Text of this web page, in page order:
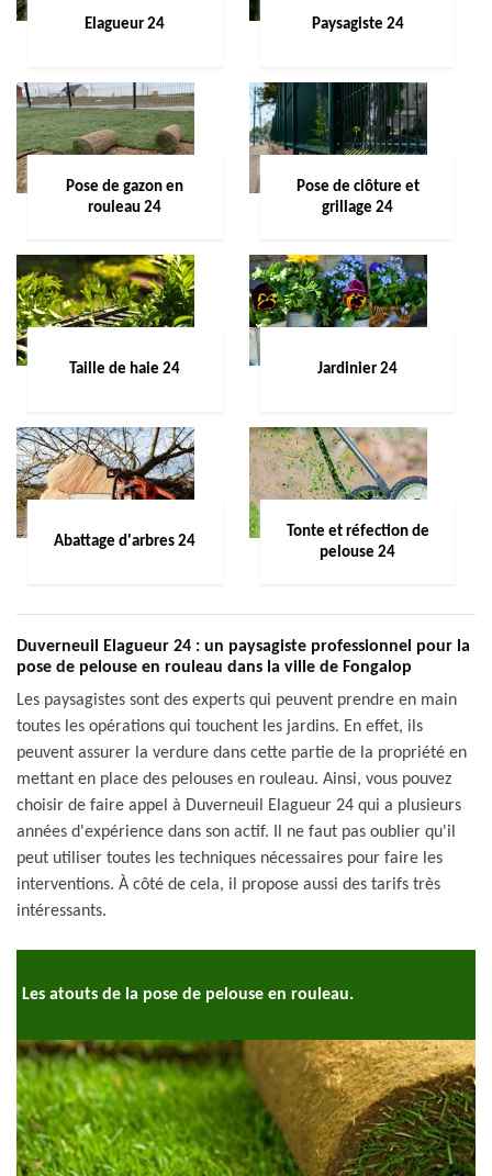
Elagueur 24 Paysagiste 24
Pose de gazon en
rouleau 24
Pose de clôture et
grillage 24
Taille de haie 24 Jardinier 24
Abattage d'arbres 24
Tonte et réfection de
pelouse 24
Duverneuil Elagueur 24 : un paysagiste professionnel pour la
pose de pelouse en rouleau dans la ville de Fongalop
Les paysagistes sont des experts qui peuvent prendre en main
toutes les opérations qui touchent les jardins. En effet, ils
peuvent assurer la verdure dans cette partie de la propriété en
mettant en place des pelouses en rouleau. Ainsi, vous pouvez
choisir de faire appel à Duverneuil Elagueur 24 qui a plusieurs
années d'expérience dans son actif. Il ne faut pas oublier qu'il
peut utiliser toutes les techniques nécessaires pour faire les
interventions. À côté de cela, il propose aussi des tarifs très
intéressants.
Les atouts de la pose de pelouse en rouleau.